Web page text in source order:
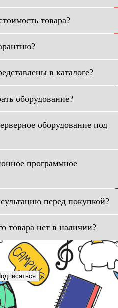
товара?
в каталоге?
оборудование?
оборудование под
программное
перед покупкой?
товара нет в наличии?